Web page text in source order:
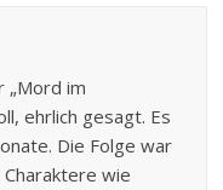
„Mord im
ehrlich gesagt. Es
Die Folge war
wie